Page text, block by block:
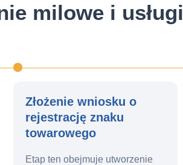
milowe i usługi
Złożenie wniosku o
rejestrację znaku
towarowego
Etap ten obejmuje utworzenie